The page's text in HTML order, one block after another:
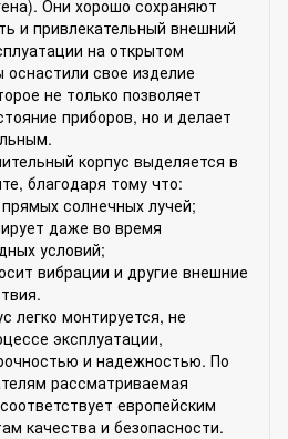
Они хорошо сохраняют
и привлекательный внешний
на открытом
оснастили свое изделие
не только позволяет
приборов, но и делает
корпус выделяется в
благодаря тому что:
солнечных лучей;
даже во время
условий;
вибрации и другие внешние
легко монтируется, не
эксплуатации,
и надежностью. По
рассматриваемая
европейским
качества и безопасности.